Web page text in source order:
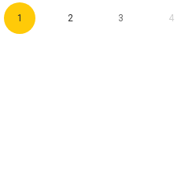
1 2 3 4